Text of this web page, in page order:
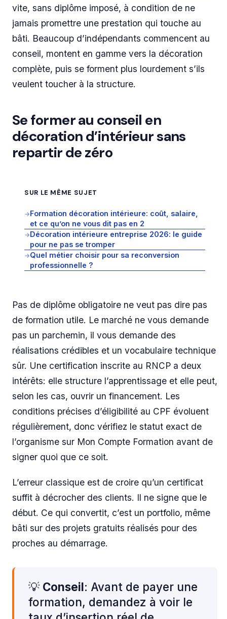
vite, sans diplôme imposé, à condition de ne
jamais promettre une prestation qui touche au
bâti. Beaucoup d’indépendants commencent au
conseil, montent en gamme vers la décoration
complète, puis se forment plus lourdement s’ils
veulent toucher à la structure.
Se former au conseil en
décoration d’intérieur sans
repartir de zéro
SUR LE MÊME SUJET
→Formation décoration intérieure: coût, salaire,
et ce qu’on ne vous dit pas en 2
→Décoration intérieure entreprise 2026: le guide
pour ne pas se tromper
→Quel métier choisir pour sa reconversion
professionnelle ?
Pas de diplôme obligatoire ne veut pas dire pas
de formation utile. Le marché ne vous demande
pas un parchemin, il vous demande des
réalisations crédibles et un vocabulaire technique
sûr. Une certification inscrite au RNCP a deux
intérêts: elle structure l’apprentissage et elle peut,
selon les cas, ouvrir un financement. Les
conditions précises d’éligibilité au CPF évoluent
régulièrement, donc vérifiez le statut exact de
l’organisme sur Mon Compte Formation avant de
signer quoi que ce soit.
L’erreur classique est de croire qu’un certificat
suffit à décrocher des clients. Il ne signe que le
début. Ce qui convertit, c’est un portfolio, même
bâti sur des projets gratuits réalisés pour des
proches au démarrage.
💡 Conseil: Avant de payer une
formation, demandez à voir le